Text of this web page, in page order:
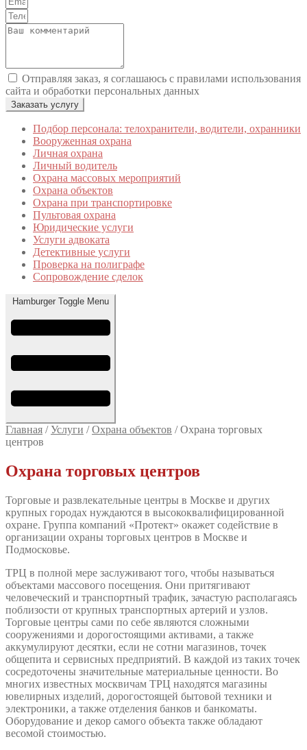
Отправляя заказ, я соглашаюсь с правилами использования
сайта и обработки персональных данных
Заказать услугу
Подбор персонала: телохранители, водители, охранники
Вооруженная охрана
Личная охрана
Личный водитель
Охрана массовых мероприятий
Охрана объектов
Охрана при транспортировке
Пультовая охрана
Юридические услуги
Услуги адвоката
Детективные услуги
Проверка на полиграфе
Сопровождение сделок
Hamburger Toggle Menu
Главная /Услуги /Охрана объектов /Охрана торговых
центров
Охрана торговых центров
Торговые и развлекательные центры в Москве и других
крупных городах нуждаются в высококвалифицированной
охране. Группа компаний «Протект» окажет содействие в
организации охраны торговых центров в Москве и
Подмосковье.
ТРЦ в полной мере заслуживают того, чтобы называться
объектами массового посещения. Они притягивают
человеческий и транспортный трафик, зачастую располагаясь
поблизости от крупных транспортных артерий и узлов.
Торговые центры сами по себе являются сложными
сооружениями и дорогостоящими активами, а также
аккумулируют десятки, если не сотни магазинов, точек
общепита и сервисных предприятий. В каждой из таких точек
сосредоточены значительные материальные ценности. Во
многих известных москвичам ТРЦ находятся магазины
ювелирных изделий, дорогостоящей бытовой техники и
электроники, а также отделения банков и банкоматы.
Оборудование и декор самого объекта также обладают
весомой стоимостью.